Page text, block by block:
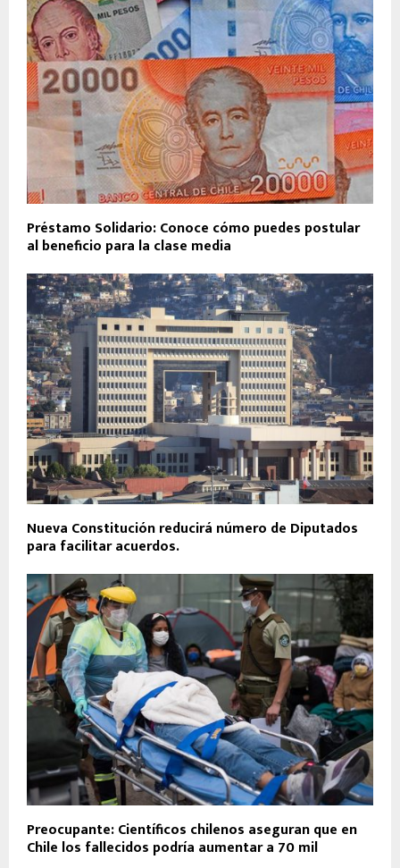
Préstamo Solidario: Conoce cómo puedes postular
al beneficio para la clase media
Nueva Constitución reducirá número de Diputados
para facilitar acuerdos.
Preocupante: Científicos chilenos aseguran que en
Chile los fallecidos podría aumentar a 70 mil